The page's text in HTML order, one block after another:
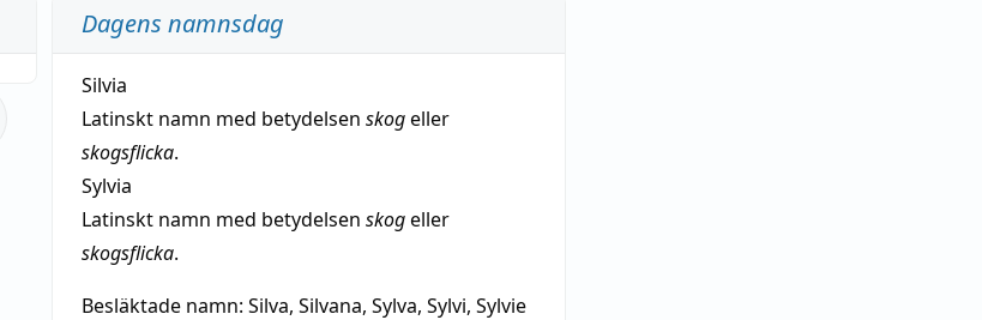
Dagens namnsdag
Silvia
Latinskt namn med betydelsen skogeller
skogsflicka.
Sylvia
Latinskt namn med betydelsen skogeller
skogsflicka.
Besläktade namn: Silva, Silvana, Sylva, Sylvi, Sylvie